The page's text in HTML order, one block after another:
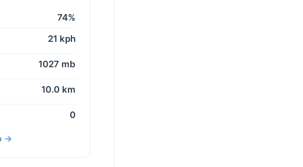
74%
21 kph
1027 mb
10.0 km
0
→